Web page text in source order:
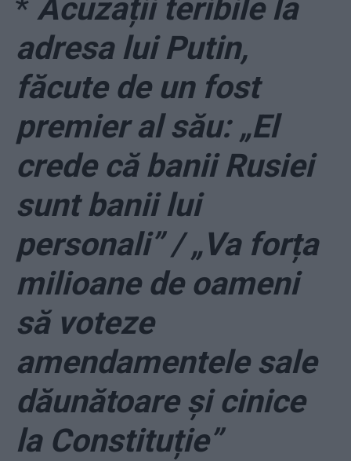
* Acuzații teribile la
adresa lui Putin,
făcute de un fost
premier al său: „El
crede că banii Rusiei
sunt banii lui
personali” / „Va forța
milioane de oameni
să voteze
amendamentele sale
dăunătoare și cinice
la Constituție”